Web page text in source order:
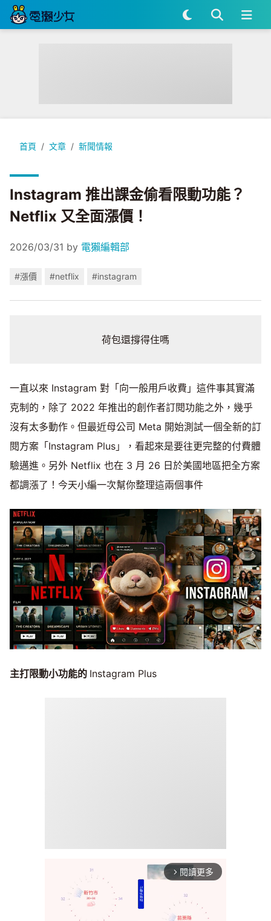
首頁 文章 新聞情報
Instagram 推出課金偷看限動功能？Netflix 又全面漲價！
Instagram 推出課金偷看限動功能？
Netflix 又全面漲價！
2026/03/31 by 電獺編輯部
#漲價 #netflix #instagram
荷包還撐得住嗎
一直以來 Instagram 對「向一般用戶收費」這件事其實滿
克制的，除了 2022 年推出的創作者訂閱功能之外，幾乎
沒有太多動作。但最近母公司 Meta 開始測試一個全新的訂
閱方案「Instagram Plus」，看起來是要往更完整的付費體
驗邁進。另外 Netflix 也在 3 月 26 日於美國地區把全方案
都調漲了！今天小編一次幫你整理這兩個事件
主打限動小功能的 Instagram Plus
arrow_forward_ios 閱讀更多